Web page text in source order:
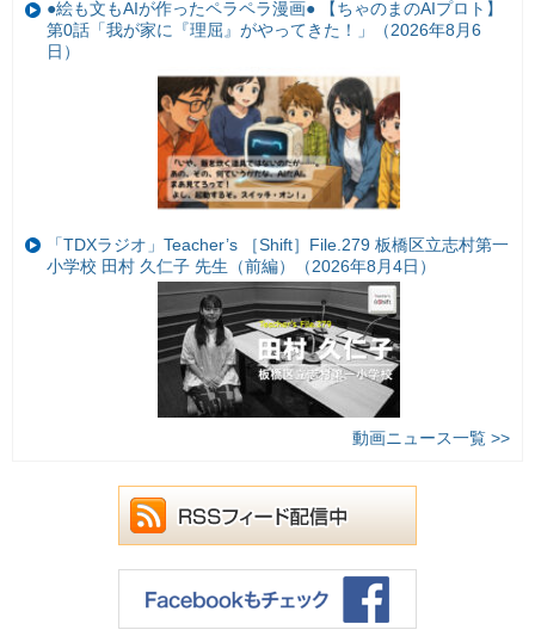
●絵も文もAIが作ったペラペラ漫画● 【ちゃのまのAIプロト】
第0話「我が家に『理屈』がやってきた！」（2026年8月6
日）
「TDXラジオ」Teacher’s ［Shift］File.279 板橋区立志村第一
小学校 田村 久仁子 先生（前編）（2026年8月4日）
動画ニュース一覧 >>